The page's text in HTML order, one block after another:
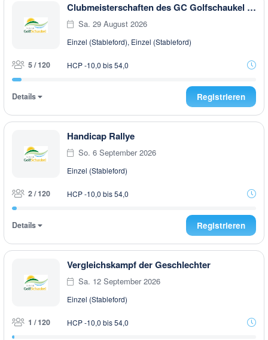
Clubmeisterschaften des GC Golfschaukel - Stableford
Sa. 29 August 2026
Einzel (Stableford), Einzel (Stableford)
5 / 120 HCP -10,0 bis 54,0
Details Registrieren
Handicap Rallye
So. 6 September 2026
Einzel (Stableford)
2 / 120 HCP -10,0 bis 54,0
Details Registrieren
Vergleichskampf der Geschlechter
Sa. 12 September 2026
Einzel (Stableford)
1 / 120 HCP -10,0 bis 54,0